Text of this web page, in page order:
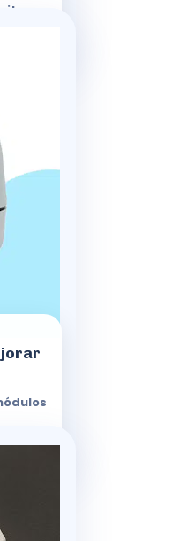
para la ducha,
y diferentes
la calidad del
para ducha
específicos
y módulos
en packs de